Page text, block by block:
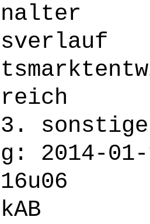
3.
2014-01-